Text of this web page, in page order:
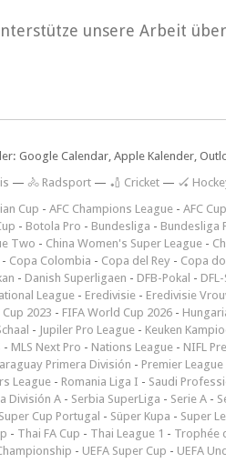
unsere Arbeit über
Google Calendar, Apple Kalender,
— 🚴 Radsport — 🏏 Cricket — 🏑
Cup - AFC Champions League - AFC Cup
- Botola Pro - Bundesliga - Bundesliga
Two - China Women's Super League -
- Copa Colombia - Copa del Rey - Copa
- Danish Superligaen - DFB-Pokal -
League - Eredivisie - Eredivisie
2023 - FIFA World Cup 2026 -
- Jupiler Pro League - Keuken
- MLS Next Pro - Nations League - NIFL
Primera División - Premier League
League - Romania Liga I - Saudi
División A - Serbia SuperLiga - Serie A -
Super Cup Portugal - Süper Kupa - Super
- Thai FA Cup - Thai League 1 - Trophée
- UEFA Super Cup - UEFA